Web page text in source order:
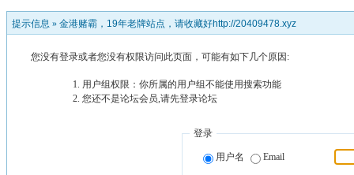
提示信息 » 金港赌霸，19年老牌站点，请收藏好http://20409478.xyz
您没有登录或者您没有权限访问此页面，可能有如下几个原因:
用户组权限：你所属的用户组不能使用搜索功能
您还不是论坛会员,请先登录论坛
登录
用户名 Email